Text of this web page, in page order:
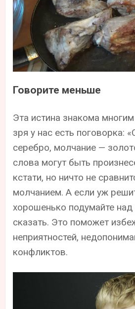
Говорите меньше
Эта истина знакома
зря у нас есть поговорка:
серебро, молчание —
слова могут быть
кстати, но ничто не
молчанием. А если уж
хорошенько подумайте над
сказать. Это поможет
неприятностей,
конфликтов.